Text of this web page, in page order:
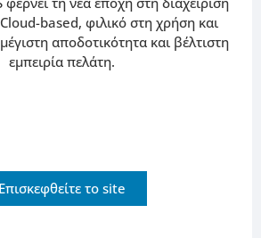
based, φιλικό στη χρήση και
αποδοτικότητα και βέλτιστη
εμπειρία πελάτη.
Επισκεφθείτε το site